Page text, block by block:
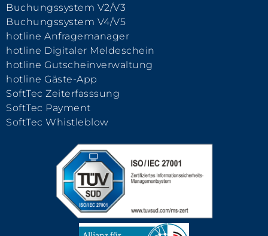
Buchungssystem V2/V3
Buchungssystem V4/V5
hotline Anfragemanager
hotline Digitaler Meldeschein
hotline Gutscheinverwaltung
hotline Gäste-App
SoftTec Zeiterfasssung
SoftTec Payment
SoftTec Whistleblow